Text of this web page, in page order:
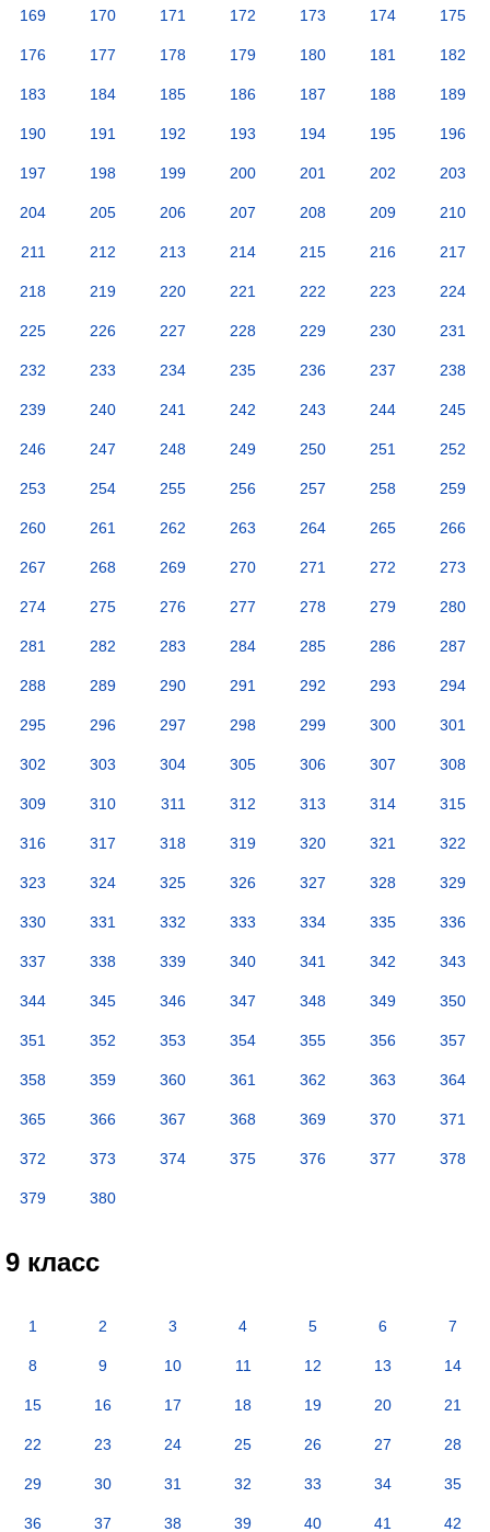
169 170 171 172 173 174 175
176 177 178 179 180 181 182
183 184 185 186 187 188 189
190 191 192 193 194 195 196
197 198 199 200 201 202 203
204 205 206 207 208 209 210
211 212 213 214 215 216 217
218 219 220 221 222 223 224
225 226 227 228 229 230 231
232 233 234 235 236 237 238
239 240 241 242 243 244 245
246 247 248 249 250 251 252
253 254 255 256 257 258 259
260 261 262 263 264 265 266
267 268 269 270 271 272 273
274 275 276 277 278 279 280
281 282 283 284 285 286 287
288 289 290 291 292 293 294
295 296 297 298 299 300 301
302 303 304 305 306 307 308
309 310 311 312 313 314 315
316 317 318 319 320 321 322
323 324 325 326 327 328 329
330 331 332 333 334 335 336
337 338 339 340 341 342 343
344 345 346 347 348 349 350
351 352 353 354 355 356 357
358 359 360 361 362 363 364
365 366 367 368 369 370 371
372 373 374 375 376 377 378
379 380
9 класс
1 2 3 4 5 6 7
8 9 10 11 12 13 14
15 16 17 18 19 20 21
22 23 24 25 26 27 28
29 30 31 32 33 34 35
36 37 38 39 40 41 42